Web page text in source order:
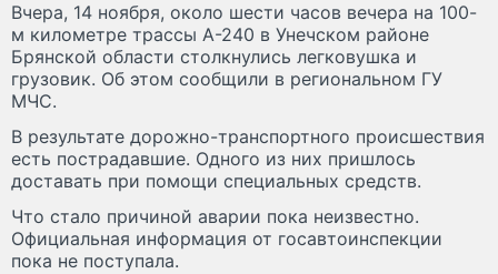
Вчера, 14 ноября, около шести часов вечера на 100-
м километре трассы А-240 в Унечском районе
Брянской области столкнулись легковушка и
грузовик. Об этом сообщили в региональном ГУ
МЧС.
В результате дорожно-транспортного происшествия
есть пострадавшие. Одного из них пришлось
доставать при помощи специальных средств.
Что стало причиной аварии пока неизвестно.
Официальная информация от госавтоинспекции
пока не поступала.